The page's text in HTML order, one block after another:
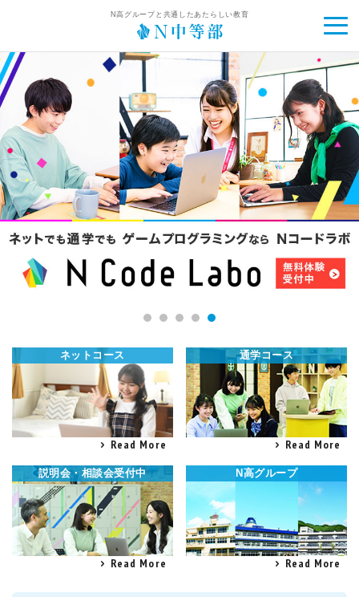
N高グループと共通したあたらしい教育
ネットコース
Read More
通学コース
Read More
説明会・相談会受付中
Read More
N高グループ
Read More